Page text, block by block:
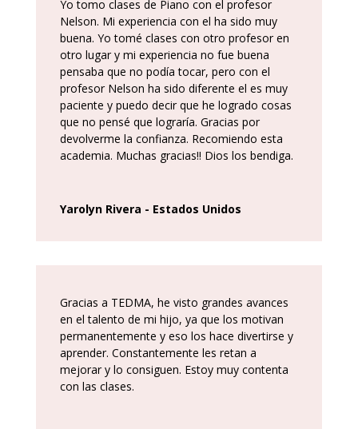
Yo tomo clases de Piano con el profesor
Nelson. Mi experiencia con el ha sido muy
buena. Yo tomé clases con otro profesor en
otro lugar y mi experiencia no fue buena
pensaba que no podía tocar, pero con el
profesor Nelson ha sido diferente el es muy
paciente y puedo decir que he logrado cosas
que no pensé que lograría. Gracias por
devolverme la confianza. Recomiendo esta
academia. Muchas gracias!! Dios los bendiga.
Yarolyn Rivera - Estados Unidos
Gracias a TEDMA, he visto grandes avances
en el talento de mi hijo, ya que los motivan
permanentemente y eso los hace divertirse y
aprender. Constantemente les retan a
mejorar y lo consiguen. Estoy muy contenta
con las clases.